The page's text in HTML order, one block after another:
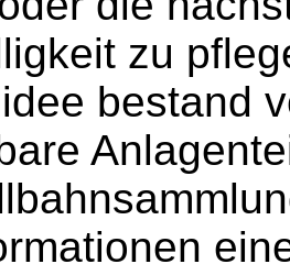
zu
bestand